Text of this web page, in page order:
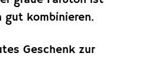
kombinieren.
Geschenk zur